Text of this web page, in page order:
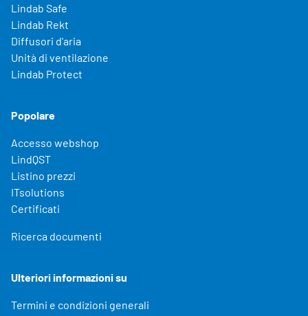
Lindab Safe
Lindab Rekt
Diffusori d'aria
Unità di ventilazione
Lindab Protect
Popolare
Accesso webshop
LindQST
Listino prezzi
ITsolutions
Certificati
Ricerca documenti
Ulteriori informazioni su
Termini e condizioni generali